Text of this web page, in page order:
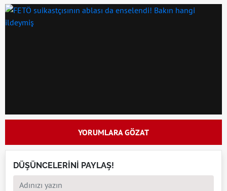
YORUMLARA GÖZAT
DÜŞÜNCELERİNİ PAYLAŞ!